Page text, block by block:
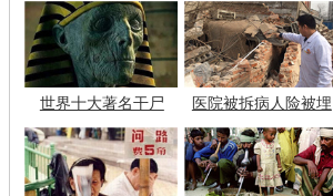
世界十大著名干尸 医院被拆病人险被埋